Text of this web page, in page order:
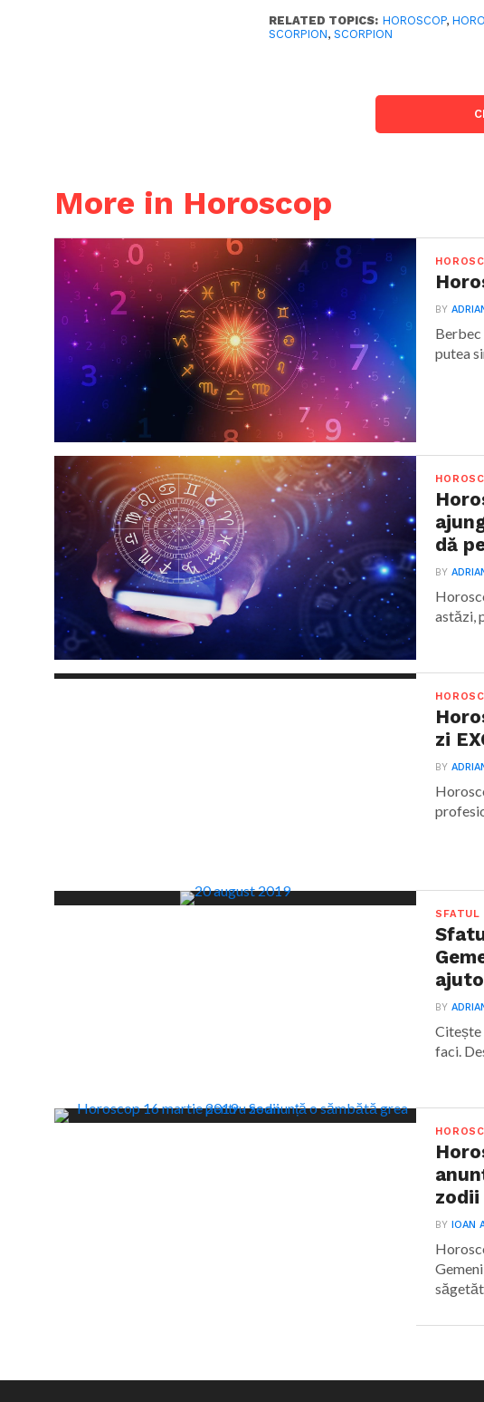
RELATED TOPICS: HOROSCOP,
SCORPION,SCORPION
More in Horoscop
BY
putea
dă
BY
astăzi,
zi
BY
SFATUL
BY
Citește
faci.
zodii
BYIOAN